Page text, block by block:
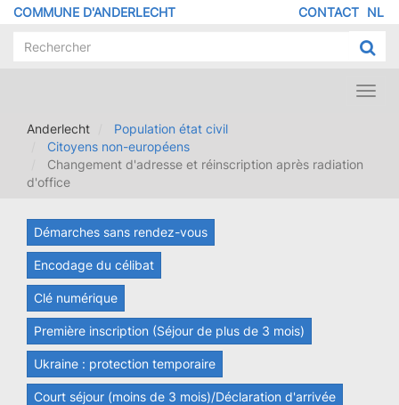
Aller
contenu
COMMUNE D'ANDERLECHT NL
DE
CONTACT
Anderlecht
Population état civil
Citoyens non-européens
Changement d'adresse et réinscription après radiation
d'office
Démarches sans rendez-vous
Encodage du célibat
Clé numérique
Première inscription (Séjour de plus de 3 mois)
Ukraine : protection temporaire
Court séjour (moins de 3 mois)/Déclaration d'arrivée